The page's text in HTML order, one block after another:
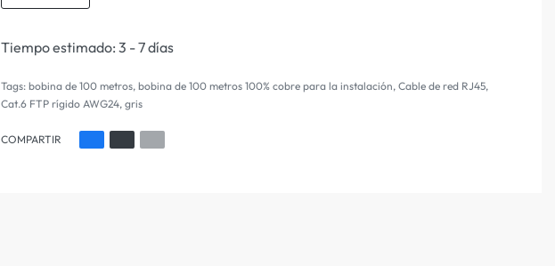
Tiempo estimado: 3 - 7 días
Tags: bobina de 100 metros, bobina de 100 metros 100% cobre para la instalación, Cable de red RJ45,
Cat.6 FTP rígido AWG24, gris
COMPARTIR